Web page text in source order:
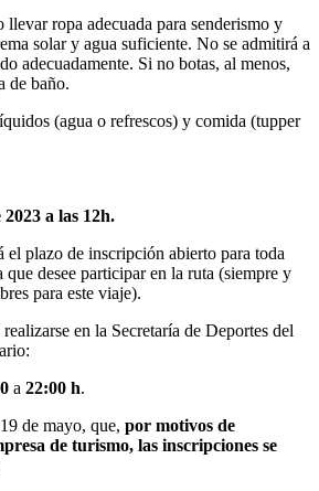
llevar ropa adecuada para senderismo y
solar y agua suficiente. No se admitirá a
adecuadamente. Si no botas, al menos,
de baño.
(agua o refrescos) y comida (tupper
a las 12h.
el plazo de inscripción abierto para toda
que desee participar en la ruta (siempre y
para este viaje).
en la Secretaría de Deportes del
a 22:00 h.
de mayo, que, por motivos de
de turismo, las inscripciones se